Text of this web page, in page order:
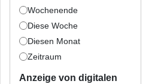
Wochenende
Diese Woche
Diesen Monat
Zeitraum
Anzeige von digitalen